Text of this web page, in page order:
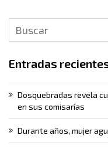
Entradas
Dosquebradas revela
en sus comisarías
Durante años, mujer